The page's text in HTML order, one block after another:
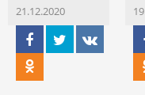
21.12.2020